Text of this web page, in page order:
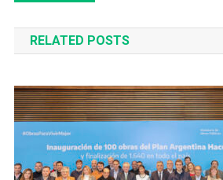
de
entradas
RELATED POSTS